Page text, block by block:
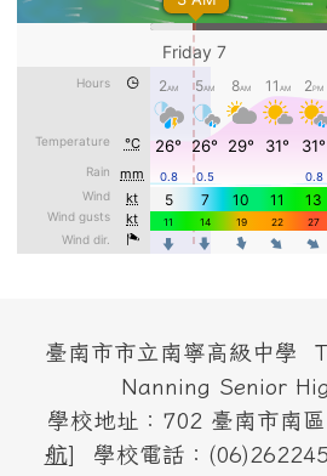
頁尾區域內容
臺南市市立南寧高級中學
Nanning Senior
學校地址：702 臺南市南
航] 學校電話：